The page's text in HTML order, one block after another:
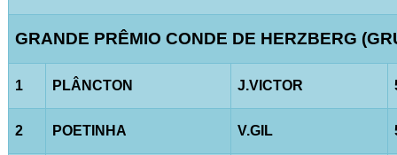
GRANDE PRÊMIO CONDE DE HERZBERG
1 PLÂNCTON J.VICTOR
2 POETINHA V.GIL